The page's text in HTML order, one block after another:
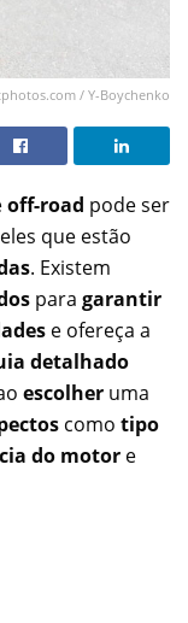
/ Y-Boychenko
off-road pode ser
que estão
. Existem
para garantir
e ofereça a
detalhado
escolher uma
como tipo
do motor e